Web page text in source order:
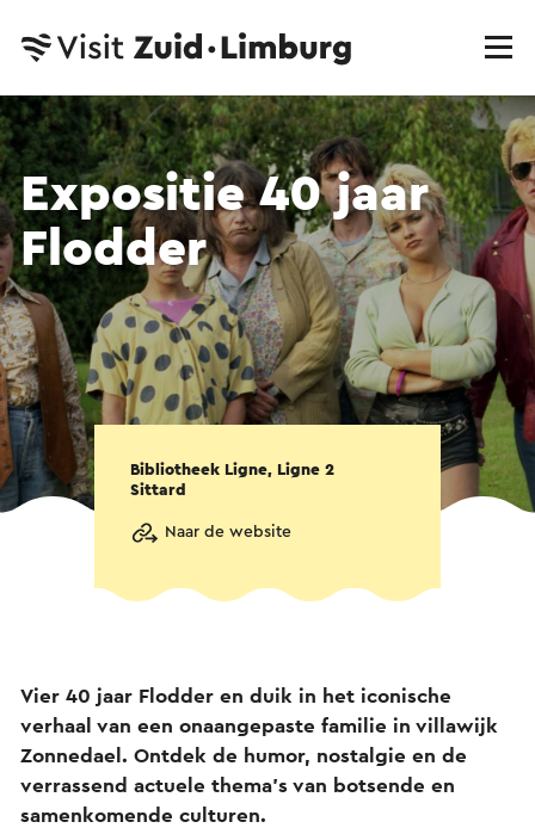
Expositie 40 jaar
Flodder
Bibliotheek Ligne, Ligne 2
Sittard
Naar de website
Vier 40 jaar Flodder en duik in het iconische
verhaal van een onaangepaste familie in villawijk
Zonnedael. Ontdek de humor, nostalgie en de
verrassend actuele thema’s van botsende en
samenkomende culturen.